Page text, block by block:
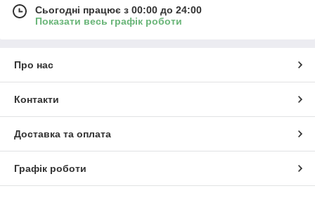
Сьогодні працює з 00:00 до 24:00
Показати весь графік роботи
Про нас
Контакти
Доставка та оплата
Графік роботи